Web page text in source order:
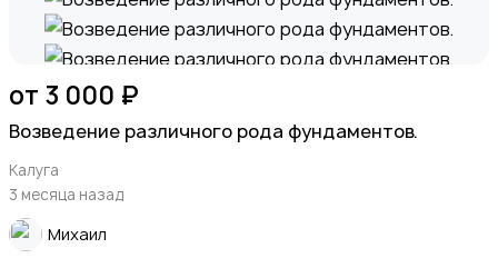
от 3 000 ₽
Возведение различного рода фундаментов.
Калуга
3 месяца назад
Михаил